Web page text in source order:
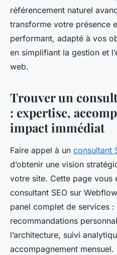
référencement naturel
transforme votre présence
performant, adapté à vos
en simplifiant la gestion et
web.
Trouver un
: expertise,
impact immédiat
Faire appel à un consultant
d’obtenir une vision
votre site. Cette page vous
consultant SEO sur
panel complet de services :
recommandations
l’architecture, suivi
accompagnement